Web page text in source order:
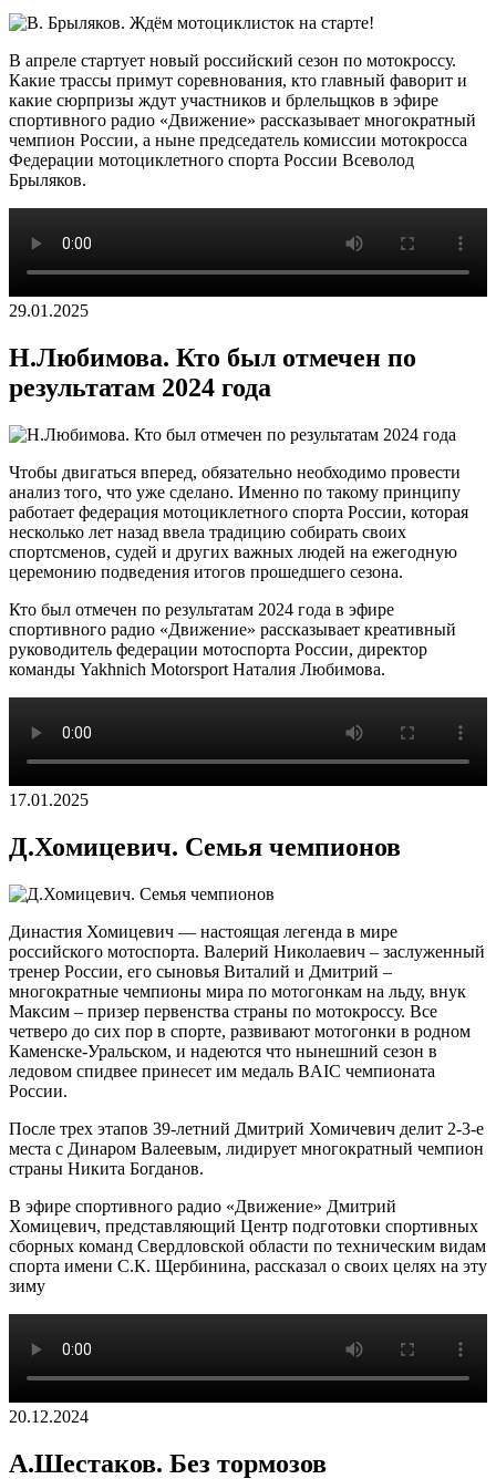
В апреле стартует новый российский сезон по мотокроссу.
Какие трассы примут соревнования, кто главный фаворит и
какие сюрпризы ждут участников и брлельщков в эфире
спортивного радио «Движение» рассказывает многократный
чемпион России, а ныне председатель комиссии мотокросса
Федерации мотоциклетного спорта России Всеволод
Брыляков.
29.01.2025
Н.Любимова. Кто был отмечен по
результатам 2024 года
Чтобы двигаться вперед, обязательно необходимо провести
анализ того, что уже сделано. Именно по такому принципу
работает федерация мотоциклетного спорта России, которая
несколько лет назад ввела традицию собирать своих
спортсменов, судей и других важных людей на ежегодную
церемонию подведения итогов прошедшего сезона.
Кто был отмечен по результатам 2024 года в эфире
спортивного радио «Движение» рассказывает креативный
руководитель федерации мотоспорта России, директор
команды Yakhnich Motorsport Наталия Любимова.
17.01.2025
Д.Хомицевич. Семья чемпионов
Династия Хомицевич — настоящая легенда в мире
российского мотоспорта. Валерий Николаевич – заслуженный
тренер России, его сыновья Виталий и Дмитрий –
многократные чемпионы мира по мотогонкам на льду, внук
Максим – призер первенства страны по мотокроссу. Все
четверо до сих пор в спорте, развивают мотогонки в родном
Каменске-Уральском, и надеются что нынешний сезон в
ледовом спидвее принесет им медаль BAIC чемпионата
России.
После трех этапов 39-летний Дмитрий Хомичевич делит 2-3-е
места с Динаром Валеевым, лидирует многократный чемпион
страны Никита Богданов.
В эфире спортивного радио «Движение» Дмитрий
Хомицевич, представляющий Центр подготовки спортивных
сборных команд Свердловской области по техническим видам
спорта имени С.К. Щербинина, рассказал о своих целях на эту
зиму
20.12.2024
А.Шестаков. Без тормозов